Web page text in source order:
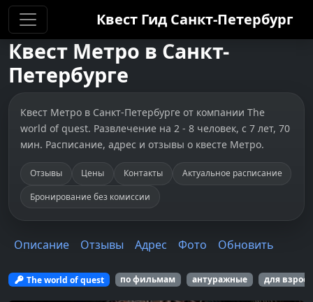
Квест Гид Санкт-Петербург
Квест Метро в Санкт-
Петербурге
Квест Метро в Санкт-Петербурге от компании The
world of quest. Развлечение на 2 - 8 человек, с 7 лет, 70
мин. Расписание, адрес и отзывы о квесте Метро.
Отзывы Цены Контакты
Актуальное расписание
Бронирование без комиссии
Описание Отзывы Адрес Фото Обновить
The world of quest по фильмам антуражные для